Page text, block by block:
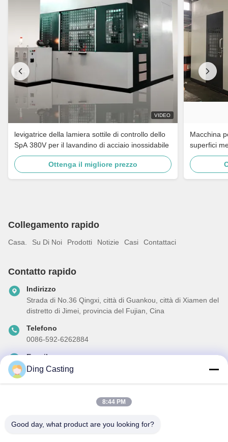
VIDEO
levigatrice della lamiera sottile di controllo dello
SpA 380V per il lavandino di acciaio inossidabile
Ottenga il migliore prezzo
Macchina
superfici
rubinetti
acciaio
Collegamento rapido
Casa. Su Di Noi Prodotti Notizie Casi Contattaci
Contatto rapido
Indirizzo
Strada di No.36 Qingxi, città di Guankou, città di Xiamen del
distretto di Jimei, provincia del Fujian, Cina
Telefono
0086-592-6262884
E-mail
dzivy@idzxm.cn
Iscriviti alla nostra newsletter per sconti e altro.
Ding Casting
8:44 PM
Good day, what product are you looking for?